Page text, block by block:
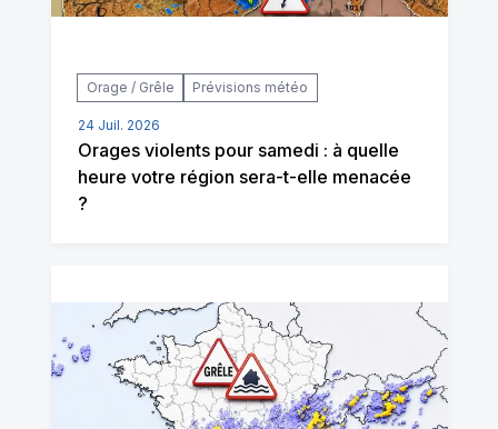
Orage / Grêle Prévisions météo
24 Juil. 2026
Orages violents pour samedi : à quelle
heure votre région sera-t-elle menacée
?